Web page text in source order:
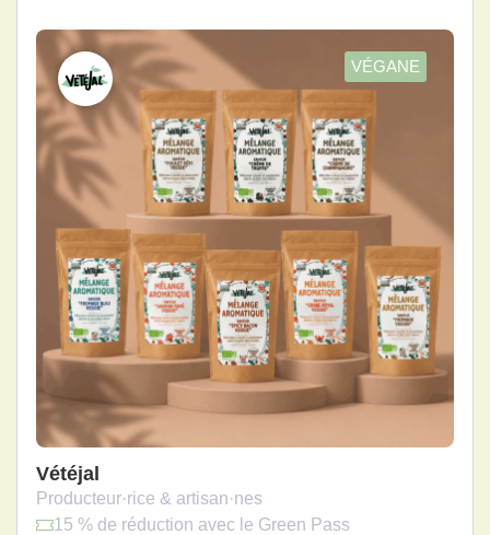
VÉGANE
Vétéjal
Producteur·rice & artisan·nes
15 % de réduction avec le Green Pass